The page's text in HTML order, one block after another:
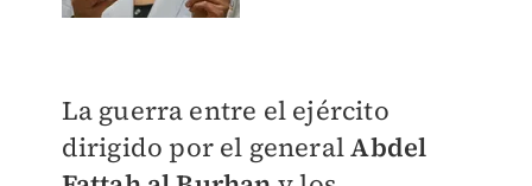
La guerra entre el ejército
dirigido por el generalAbdel